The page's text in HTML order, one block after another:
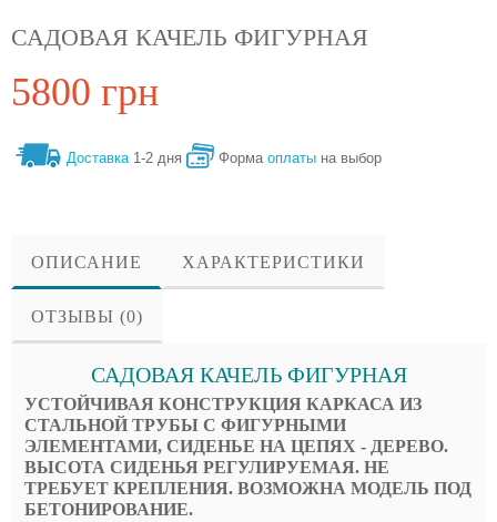
САДОВАЯ КАЧЕЛЬ ФИГУРНАЯ
5800 грн
Доставка1-2 дня Форма оплаты на выбор
ОПИСАНИЕ ХАРАКТЕРИСТИКИ
ОТЗЫВЫ (0)
САДОВАЯ КАЧЕЛЬ ФИГУРНАЯ
УСТОЙЧИВАЯ КОНСТРУКЦИЯ КАРКАСА ИЗ
СТАЛЬНОЙ ТРУБЫ С ФИГУРНЫМИ
ЭЛЕМЕНТАМИ, СИДЕНЬЕ НА ЦЕПЯХ - ДЕРЕВО.
ВЫСОТА СИДЕНЬЯ РЕГУЛИРУЕМАЯ. НЕ
ТРЕБУЕТ КРЕПЛЕНИЯ. ВОЗМОЖНА МОДЕЛЬ ПОД
БЕТОНИРОВАНИЕ.